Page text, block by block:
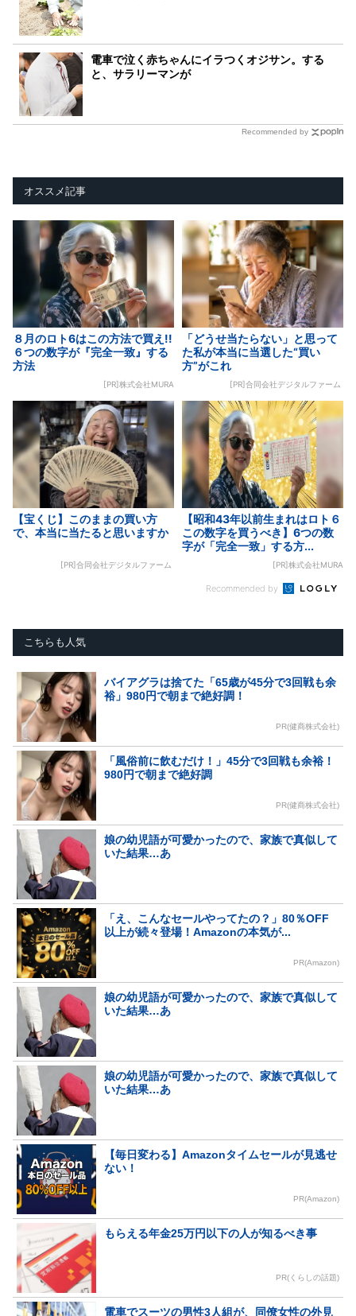
電車で泣く赤ちゃんにイラつくオジサン。する
と、サラリーマンが
Recommended by
オススメ記事
８月のロト6はこの方法で買え!!
６つの数字が『完全一致』する
方法
[PR]株式会社MURA
「どうせ当たらない」と思って
た私が本当に当選した“買い
方”がこれ
[PR]合同会社デジタルファーム
【宝くじ】このままの買い方
で、本当に当たると思いますか
[PR]合同会社デジタルファーム
【昭和43年以前生まれはロト６
この数字を買うべき】6つの数
字が「完全一致」する方...
[PR]株式会社MURA
Recommended by
こちらも人気
バイアグラは捨てた「65歳が45分で3回戦も余
裕」980円で朝まで絶好調！
PR(健商株式会社)
「風俗前に飲むだけ！」45分で3回戦も余裕！
980円で朝まで絶好調
PR(健商株式会社)
娘の幼児語が可愛かったので、家族で真似して
いた結果…あ
「え、こんなセールやってたの？」80％OFF
以上が続々登場！Amazonの本気が...
PR(Amazon)
娘の幼児語が可愛かったので、家族で真似して
いた結果…あ
娘の幼児語が可愛かったので、家族で真似して
いた結果…あ
【毎日変わる】Amazonタイムセールが見逃せ
ない！
PR(Amazon)
もらえる年金25万円以下の人が知るべき事
PR(くらしの話題)
電車でスーツの男性3人組が、同僚女性の外見